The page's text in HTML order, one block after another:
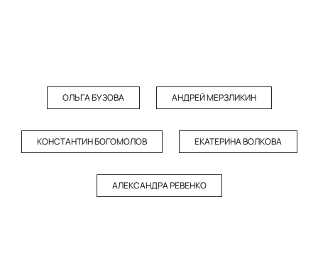
ОЛЬГА БУЗОВА АНДРЕЙ МЕРЗЛИКИН
КОНСТАНТИН БОГОМОЛОВ ЕКАТЕРИНА ВОЛКОВА
АЛЕКСАНДРА РЕВЕНКО